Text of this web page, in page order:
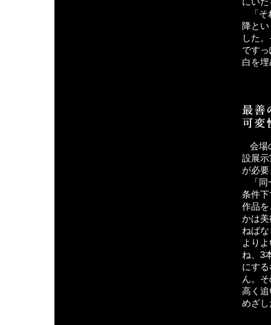
「
降と
した
です
白を
会場
設展
が必
「
条件
作品
かは
ねば
より
ね、3
にす
ん。
高く
めざ